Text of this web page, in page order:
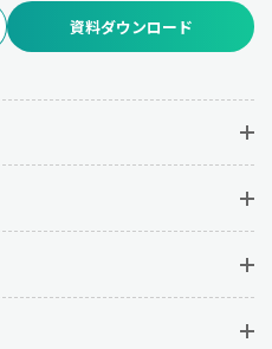
資料ダウンロード